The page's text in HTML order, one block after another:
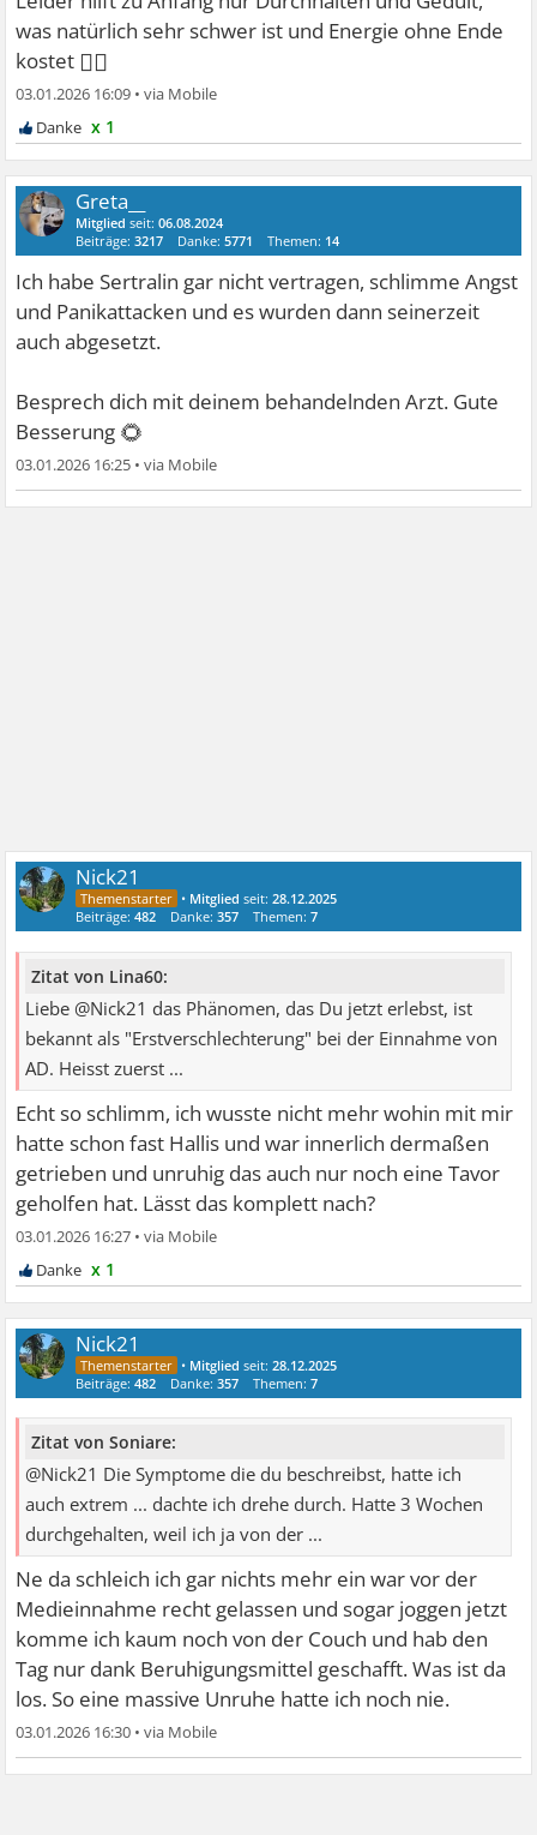
was natürlich sehr schwer ist und Energie ohne Ende
kostet 😮‍💨
03.01.2026 16:09 •
x 1
Greta__
Mitglied seit:06.08.2024
Beiträge:3217 Danke:5771 Themen: 14
Ich habe Sertralin gar nicht vertragen, schlimme Angst
und Panikattacken und es wurden dann seinerzeit
auch abgesetzt.
Besprech dich mit deinem behandelnden Arzt. Gute
Besserung 🌻
03.01.2026 16:25 •
Nick21
• Mitglied seit:28.12.2025
Beiträge:482 Danke:357 Themen:7
Zitat von Lina60:
Liebe @Nick21 das Phänomen, das Du jetzt erlebst, ist
bekannt als "Erstverschlechterung" bei der Einnahme von
AD. Heisst zuerst ...
Echt so schlimm, ich wusste nicht mehr wohin mit mir
hatte schon fast Hallis und war innerlich dermaßen
getrieben und unruhig das auch nur noch eine Tavor
geholfen hat. Lässt das komplett nach?
03.01.2026 16:27 •
x 1
Nick21
• Mitglied seit:28.12.2025
Beiträge:482 Danke:357 Themen:7
Zitat von Soniare:
@Nick21 Die Symptome die du beschreibst, hatte ich
auch extrem ... dachte ich drehe durch. Hatte 3 Wochen
durchgehalten, weil ich ja von der ...
Ne da schleich ich gar nichts mehr ein war vor der
Medieinnahme recht gelassen und sogar joggen jetzt
komme ich kaum noch von der Couch und hab den
Tag nur dank Beruhigungsmittel geschafft. Was ist da
los. So eine massive Unruhe hatte ich noch nie.
03.01.2026 16:30 •